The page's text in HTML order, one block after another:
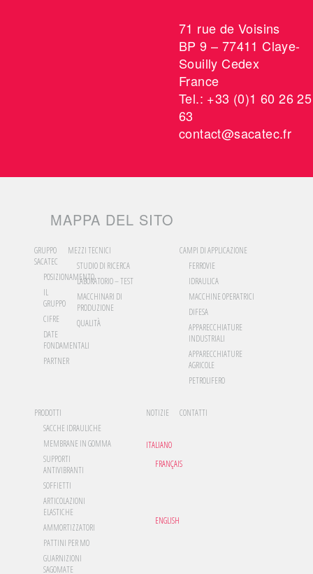
71 rue de Voisins
BP 9 – 77411 Claye-
Souilly Cedex
France
Tel.: +33 (0)1 60 26 25
63
contact@sacatec.fr
MAPPA DEL SITO
GRUPPO
SACATEC
POSIZIONAMENTO
IL
GRUPPO
CIFRE
DATE
FONDAMENTALI
PARTNER
MEZZI TECNICI
STUDIO DI RICERCA
LABORATORIO – TEST
MACCHINARI DI
PRODUZIONE
QUALITÀ
CAMPI DI APPLICAZIONE
FERROVIE
IDRAULICA
MACCHINE OPERATRICI
DIFESA
APPARECCHIATURE
INDUSTRIALI
APPARECCHIATURE
AGRICOLE
PETROLIFERO
PRODOTTI
SACCHE IDRAULICHE
MEMBRANE IN GOMMA
SUPPORTI
ANTIVIBRANTI
SOFFIETTI
ARTICOLAZIONI
ELASTICHE
AMMORTIZZATORI
PATTINI PER MO
GUARNIZIONI
SAGOMATE
NOTIZIE CONTATTI
ITALIANO
FRANÇAIS
ENGLISH